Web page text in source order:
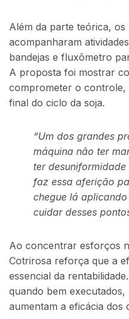
Além da parte teórica, os
acompanharam
bandejas e fluxômetro
A proposta foi mostrar
comprometer o controle,
final do ciclo da soja.
“Um dos grandes
máquina não ter
ter
faz essa aferição
chegue lá
cuidar desses
Ao concentrar esforços
Cotrirosa reforça que a
essencial da
quando bem
aumentam a eficácia dos